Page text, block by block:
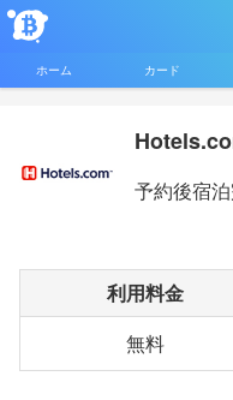
ホーム カード
予約後宿泊
利用料金
無料